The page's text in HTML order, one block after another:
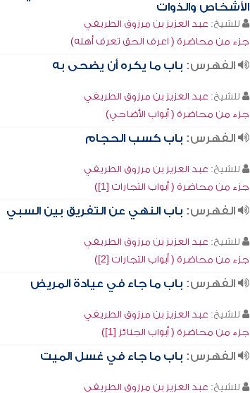
الأشخاص والذوات
للشيخ: عبد العزيز بن مرزوق الطريفي
جزء من محاضرة ( اعرف الحق تعرف أهله)
الفهرس: باب ما يكره أن يضحى به
للشيخ: عبد العزيز بن مرزوق الطريفي
جزء من محاضرة ( أبواب الأضاحي)
الفهرس: باب كسب الحجام
للشيخ: عبد العزيز بن مرزوق الطريفي
جزء من محاضرة ( أبواب التجارات [1])
الفهرس: باب النهي عن التفريق بين السبي
للشيخ: عبد العزيز بن مرزوق الطريفي
جزء من محاضرة ( أبواب التجارات [2])
الفهرس: باب ما جاء في عيادة المريض
للشيخ: عبد العزيز بن مرزوق الطريفي
جزء من محاضرة ( أبواب الجنائز [1])
الفهرس: باب ما جاء في غسل الميت
للشيخ: عبد العزيز بن مرزوق الطريفي